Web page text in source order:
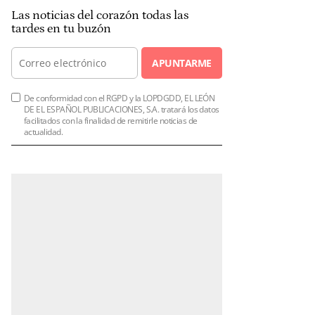
Las noticias del corazón todas las
tardes en tu buzón
APUNTARME
De conformidad con el RGPD y la LOPDGDD, EL LEÓN
DE EL ESPAÑOL PUBLICACIONES, S.A. tratará los datos
facilitados con la finalidad de remitirle noticias de
actualidad.